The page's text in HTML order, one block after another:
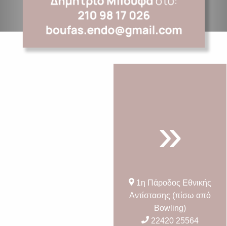
1η Πάροδος Εθνικής
Αντίστασης (πίσω από
Bowling)
22420 25564